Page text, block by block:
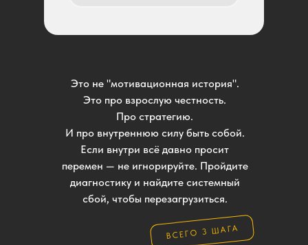
ВСЕГО 3 ШАГА
Это не "мотивационная история".
Это про взрослую честность.
Про стратегию.
И про внутреннюю силу быть собой.
Если внутри всё давно просит
перемен — не игнорируйте. Пройдите
диагностику и найдите системный
сбой, чтобы перезагрузиться.